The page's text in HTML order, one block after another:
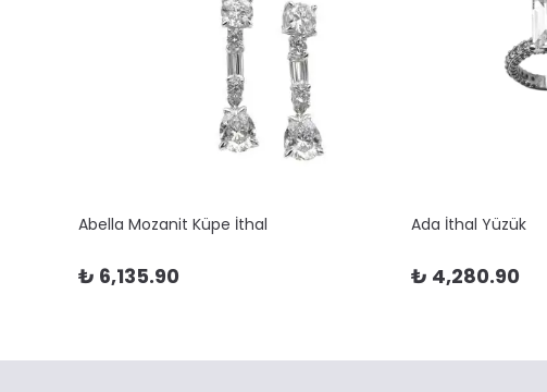
Abella Mozanit Küpe İthal
₺ 6,135.90
Ada İthal Yüzük
₺ 4,280.90